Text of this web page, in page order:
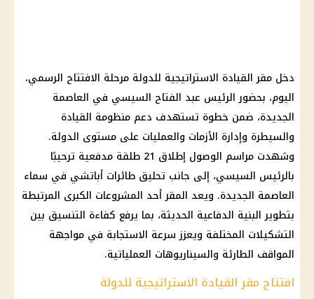
دخل مقر القيادة الاستراتيجية للدولة مرحلة الافتتاح الرسمي،
اليوم، بحضور الرئيس عبد الفتاح السيسي في العاصمة
الجديدة، ضمن خطوة تستهدف دعم منظومة القيادة
والسيطرة وإدارة الأزمات والعمليات على مستوى الدولة.
وشهدت مراسم الوصول إطلاق 21 طلقة مدفعية ترحيبًا
بالرئيس السيسي، إلى جانب تحليق طائرات أباتشي في سماء
العاصمة الجديدة. ويعد المقر أحد المشروعات الكبرى المرتبطة
بتطوير البنية الدفاعية الحديثة، بما يرفع كفاءة التنسيق بين
التشكيلات المختلفة ويعزز سرعة الاستجابة في مواجهة
المواقف الطارئة والسيناريوهات العملياتية.
افتتاح مقر القيادة الاستراتيجية للدولة